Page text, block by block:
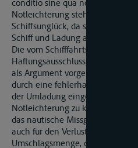
conditio sine qua non für diese
Notleichterung stehe auch in
Schiffsunglück, da sie zwingend
Schiff und Ladung aus einer
Die vom Schifffahrtsgericht zur
Haftungsausschlussgrundes
als Argument vorgebrachte
durch eine fehlerhafte
der Umladung eingetreten sei,
Notleichterung zu kurz. Gerade
das nautische Missgeschick
auch für den Verlust der GMP-
Umschlagsmenge, da GMP-